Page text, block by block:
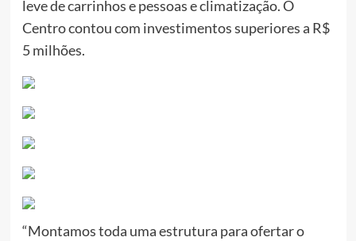
leve de carrinhos e pessoas e climatização. O
Centro contou com investimentos superiores a R$
5 milhões.
“Montamos toda uma estrutura para ofertar o